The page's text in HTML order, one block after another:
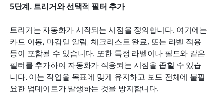
5단계. 트리거와 선택적 필터 추가
트리거는 자동화가 시작되는 시점을 정의합니다. 여기에는
카드 이동, 마감일 알림, 체크리스트 완료, 또는 라벨 적용
등이 포함될 수 있습니다. 또한 특정 라벨이나 필드와 같은
필터를 추가하여 자동화가 적용되는 시점을 좁힐 수 있습
니다. 이는 작업을 목표에 맞게 유지하고 보드 전체에 불필
요한 업데이트가 발생하는 것을 방지합니다.